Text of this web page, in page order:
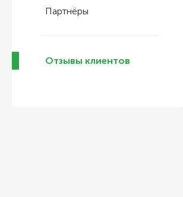
Партнёры
Отзывы клиентов